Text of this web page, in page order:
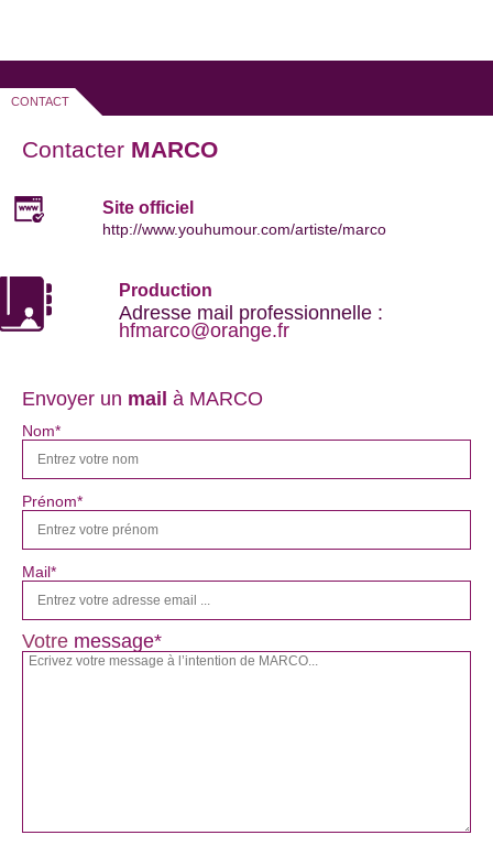
CONTACT
Contacter MARCO
Site officiel
http://www.youhumour.com/artiste/marco
Production
Adresse mail professionnelle :
hfmarco@orange.fr
Envoyer un mail à MARCO
Nom*
Prénom*
Mail*
Votre message*